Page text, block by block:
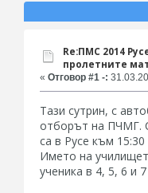
Re:ПМС 2014
пролетните
« Отговор #1 -:
Тази сутрин, с
отборът на ПЧМГ.
са в Русе към 15:30
Името на
ученика в 4, 5, 6 и 7